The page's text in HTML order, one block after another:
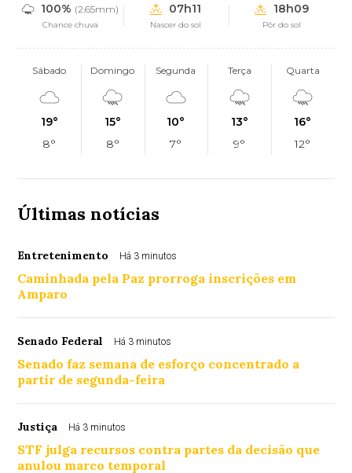
100% (2.65mm)
Chance chuva
07h11
Nascer do sol
18h09
Pôr do sol
Sábado
19°
8°
Domingo
15°
8°
Segunda
10°
7°
Terça
13°
9°
Quarta
16°
12°
Últimas notícias
Entretenimento Há 3 minutos
Caminhada pela Paz prorroga inscrições em
Amparo
Senado Federal Há 3 minutos
Senado faz semana de esforço concentrado a
partir de segunda-feira
Justiça Há 3 minutos
STF julga recursos contra partes da decisão que
anulou marco temporal